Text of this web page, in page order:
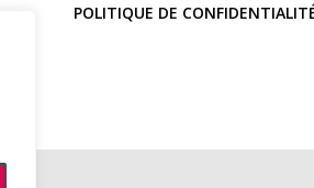
POLITIQUE DE